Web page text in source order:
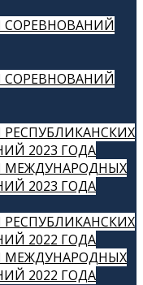
СОРЕВНОВАНИЙ
СОРЕВНОВАНИЙ
РЕСПУБЛИКАНСКИХ
2023 ГОДА
МЕЖДУНАРОДНЫХ
2023 ГОДА
РЕСПУБЛИКАНСКИХ
2022 ГОДА
МЕЖДУНАРОДНЫХ
2022 ГОДА